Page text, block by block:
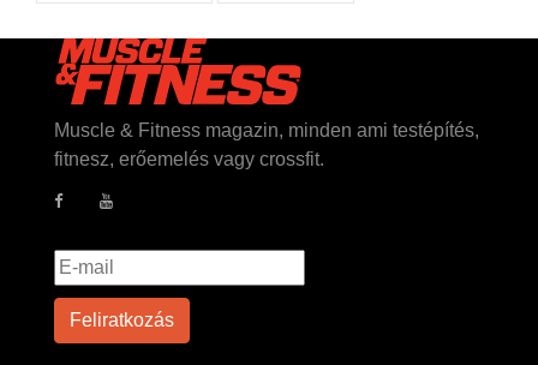
Muscle & Fitness magazin, minden ami testépítés,
fitnesz, erőemelés vagy crossfit.